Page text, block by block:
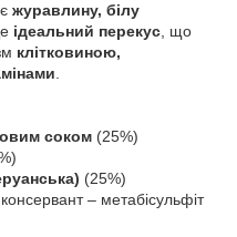
журавлину, білу
ідеальний перекус, що
клітковиною,
.
соком (25%)
(25%)
– метабісульфіт